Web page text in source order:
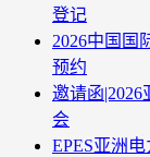
登记
2026中国国
预约
邀请函
会
EPES亚洲